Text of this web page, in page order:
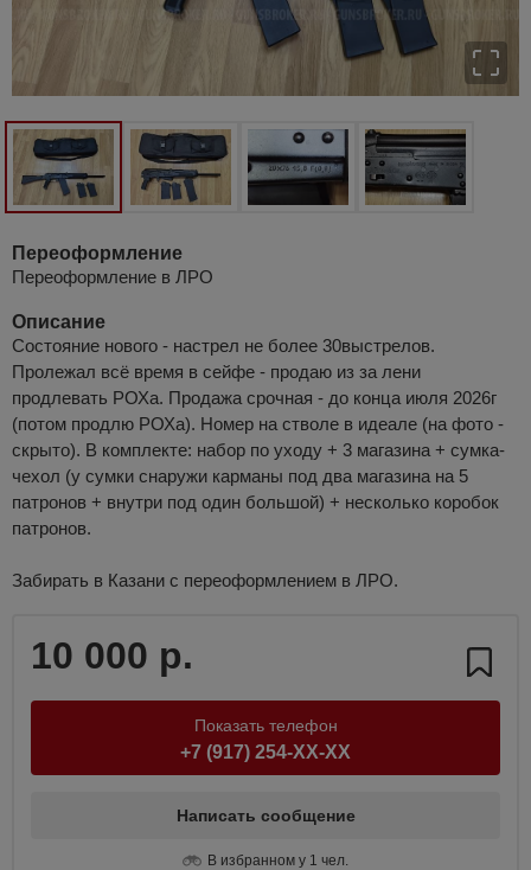
Переоформление
Переоформление в ЛРО
Описание
Состояние нового - настрел не более 30выстрелов.
Пролежал всё время в сейфе - продаю из за лени
продлевать РОХа. Продажа срочная - до конца июля 2026г
(потом продлю РОХа). Номер на стволе в идеале (на фото -
скрыто). В комплекте: набор по уходу + 3 магазина + сумка-
чехол (у сумки cнаружи карманы под два магазина на 5
патронов + внутри под один большой) + несколько коробок
патронов.
Забирать в Казани с переоформлением в ЛРО.
10 000 р.
Показать телефон
+7 (917) 254-XX-XX
Написать сообщение
В избранном у 1 чел.